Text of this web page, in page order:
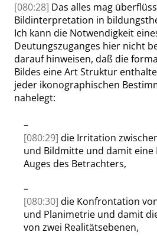
[080:28] Das alles mag
Bildinterpretation in
Ich kann die Notwendigkeit
Deutungszuganges hier nicht
darauf hinweisen, daß die
Bildes eine Art Struktur
jeder ikonographischen
nahelegt:
–
[080:29] die Irritation
und Bildmitte und damit eine
Auges des Betrachters,
–
[080:30] die Konfrontation
und Planimetrie und damit
von zwei Realitätsebenen,